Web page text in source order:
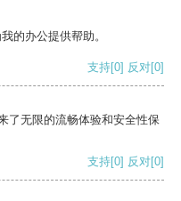
的办公提供帮助。
支持[0] 反对[0]
了无限的流畅体验和安全性保
支持[0] 反对[0]